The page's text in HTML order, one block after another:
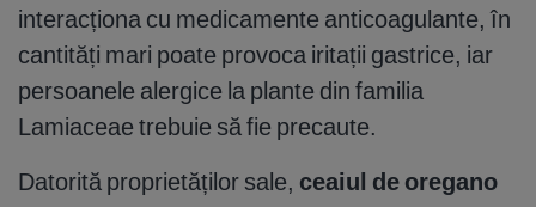
interacționa cu medicamente anticoagulante, în
cantități mari poate provoca iritații gastrice, iar
persoanele alergice la plante din familia
Lamiaceae trebuie să fie precaute.
Datorită proprietăților sale, ceaiul de oregano